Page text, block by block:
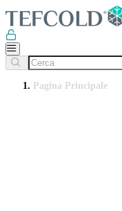
Pagina Principale